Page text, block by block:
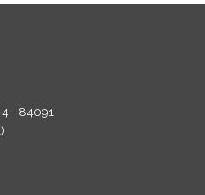
4 - 84091